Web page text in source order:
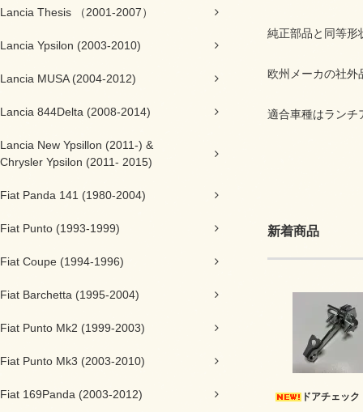
Lancia Thesis （2001-2007）
Lancia Ypsilon (2003-2010)
Lancia MUSA (2004-2012)
Lancia 844Delta (2008-2014)
Lancia New Ypsillon (2011-) &
Chrysler Ypsilon (2011- 2015)
Fiat Panda 141 (1980-2004)
Fiat Punto (1993-1999)
Fiat Coupe (1994-1996)
Fiat Barchetta (1995-2004)
Fiat Punto Mk2 (1999-2003)
Fiat Punto Mk3 (2003-2010)
Fiat 169Panda (2003-2012)
純正部品と同等形
欧州メーカの社外
適合車種はランチ
新着商品
ドアチェック